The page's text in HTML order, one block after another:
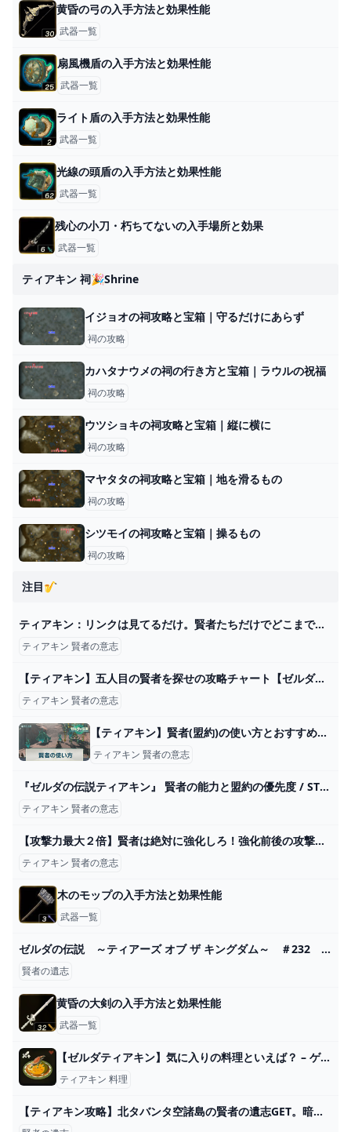
黄昏の弓の入手方法と効果性能
武器一覧
扇風機盾の入手方法と効果性能
武器一覧
ライト盾の入手方法と効果性能
武器一覧
光線の頭盾の入手方法と効果性能
武器一覧
残心の小刀・朽ちてないの入手場所と効果
武器一覧
ティアキン 祠🎉shrine
イジョオの祠攻略と宝箱｜守るだけにあらず
祠の攻略
カハタナウメの祠の行き方と宝箱｜ラウルの祝福
祠の攻略
ウツショキの祠攻略と宝箱｜縦に横に
祠の攻略
マヤタタの祠攻略と宝箱｜地を滑るもの
祠の攻略
シツモイの祠攻略と宝箱｜操るもの
祠の攻略
注目🎷
ティアキン：リンクは見てるだけ。賢者たちだけでどこまで戦えるか検証してみた【ゼルダ ティアーズ オブ ザ キングダム日記＃53】 - 電撃オンライン
ティアキン 賢者の意志
【ティアキン】五人目の賢者を探せの攻略チャート【ゼルダの伝説ティアーズオブザキングダム】｜ゲームエイト
ティアキン 賢者の意志
【ティアキン】賢者(盟約)の使い方とおすすめ強化優先度【ゼルダの伝説ティアーズオブザキングダム】 - 神ゲー攻略
ティアキン 賢者の意志
『ゼルダの伝説ティアキン』 賢者の能力と盟約の優先度 / STIT（スティット）
ティアキン 賢者の意志
【攻撃力最大２倍】賢者は絶対に強化しろ！強化前後の攻撃力比較検証【ティアキン】 - YouTube
ティアキン 賢者の意志
木のモップの入手方法と効果性能
武器一覧
ゼルダの伝説 ～ティアーズ オブ ザ キングダム～ ＃232 賢者の遺志を探して空島探索！ - YouTube
賢者の遺志
黄昏の大剣の入手方法と効果性能
武器一覧
【ゼルダティアキン】気に入りの料理といえば？ – ゲーム攻略のかけら
ティアキン 料理
【ティアキン攻略】北タバンタ空諸島の賢者の遺志GET。暗闇の島から。【ゼルダの伝説 ティアーズ オブ ザ キングダム】 - YouTube